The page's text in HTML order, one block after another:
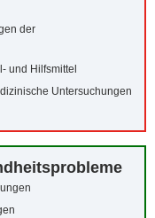
der
und Hilfsmittel
Untersuchungen